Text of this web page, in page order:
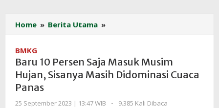
Home » Berita Utama »
10
Masuk
Musim
Sisanya
BMKG
Baru 10 Persen Saja Masuk Musim
Hujan, Sisanya Masih Didominasi Cuaca
Panas
25 September 2023 | 13:47 WIB
oleh
-
9.385 Kali Dibaca